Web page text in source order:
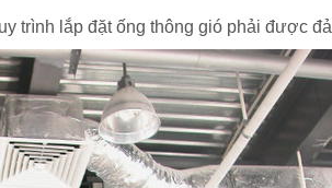
trình lắp đặt ống thông gió phải được